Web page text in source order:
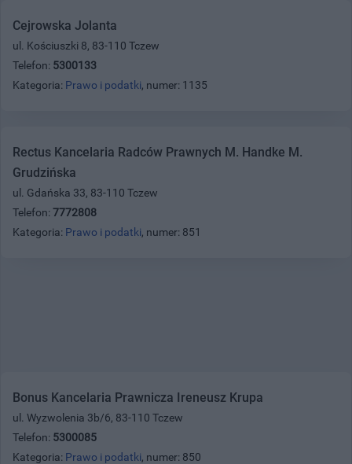
Cejrowska Jolanta
ul. Kościuszki 8, 83-110 Tczew
Telefon: 5300133
Kategoria: Prawo i podatki, numer: 1135
Rectus Kancelaria Radców Prawnych M. Handke M.
Grudzińska
ul. Gdańska 33, 83-110 Tczew
Telefon: 7772808
Kategoria: Prawo i podatki, numer: 851
Bonus Kancelaria Prawnicza Ireneusz Krupa
ul. Wyzwolenia 3b/6, 83-110 Tczew
Telefon: 5300085
Kategoria: Prawo i podatki, numer: 850